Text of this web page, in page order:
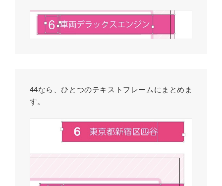
44なら、ひとつのテキストフレームにまとめま
す。